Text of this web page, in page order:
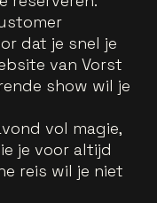
dat je snel je
van Vorst
show wil je
vol magie,
je voor altijd
reis wil je niet